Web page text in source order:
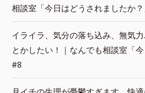
相談室「今日はどうされましたか
イライラ、気分の落ち込み、無気
とかしたい！｜なんでも相談室「
#8